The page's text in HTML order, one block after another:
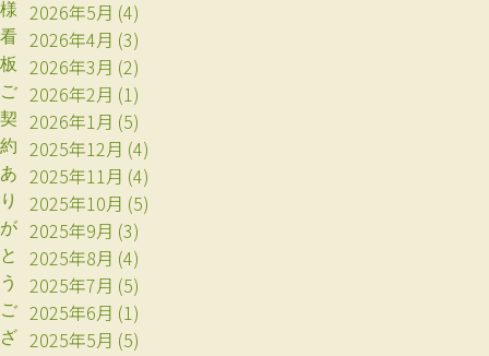
様
看
板
ご
契
約
あ
り
が
と
う
ご
ざ
2026年5月 (4)
2026年4月 (3)
2026年3月 (2)
2026年2月 (1)
2026年1月 (5)
2025年12月 (4)
2025年11月 (4)
2025年10月 (5)
2025年9月 (3)
2025年8月 (4)
2025年7月 (5)
2025年6月 (1)
2025年5月 (5)